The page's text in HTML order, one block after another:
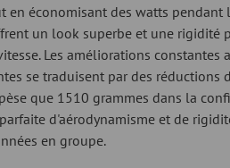
économisant des watts pendant
un look superbe et une rigidité
Les améliorations constantes
se traduisent par des réductions
que 1510 grammes dans la
d'aérodynamisme et de
en groupe.